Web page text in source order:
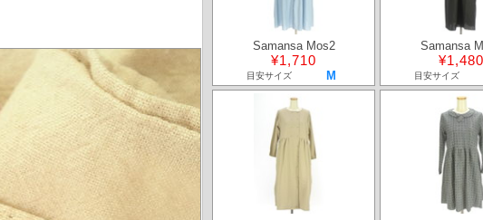
Samansa Mos2
¥1,710
目安サイズ M
Samansa
¥1,480
目安サイズ